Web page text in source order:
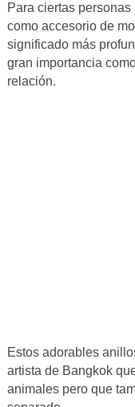
Para ciertas
como accesorio de
significado más
gran importancia
relación.
Estos adorables
artista de Bangkok
animales pero que